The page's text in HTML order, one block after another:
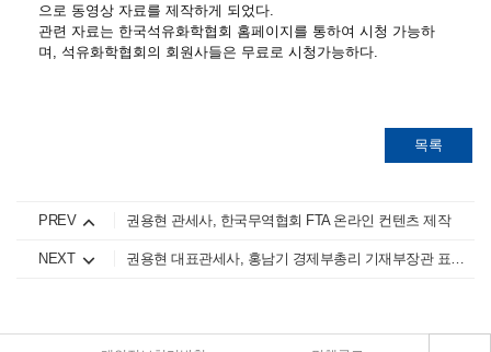
으로 동영상 자료를 제작하게 되었다.
관련 자료는 한국석유화학협회 홈페이지를 통하여 시청 가능하
며, 석유화학협회의 회원사들은 무료로 시청가능하다.
목록
PREV 권용현 관세사, 한국무역협회 FTA 온라인 컨텐츠 제작
NEXT